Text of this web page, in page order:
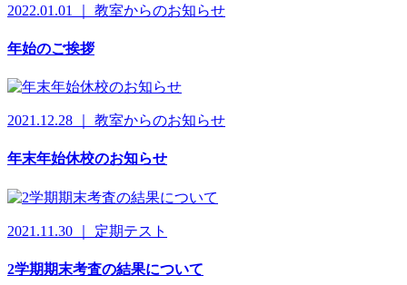
2022.01.01 ｜ 教室からのお知らせ
年始のご挨拶
2021.12.28 ｜ 教室からのお知らせ
年末年始休校のお知らせ
2021.11.30 ｜ 定期テスト
2学期期末考査の結果について